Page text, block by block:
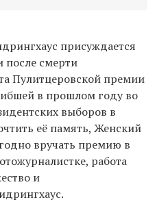
присуждается
после смерти
Пулитцеровской премии
в прошлом году во
выборов в
её память, Женский
вручать премию в
работа
и